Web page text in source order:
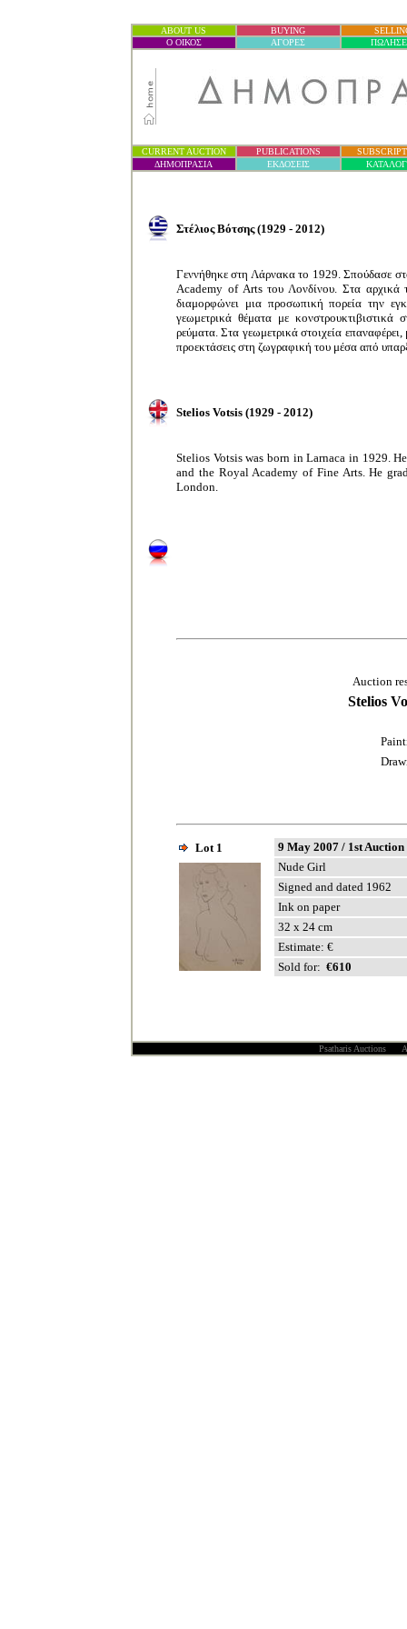
ABOUT US BUYING
Ο ΟΙΚΟΣ
ΑΓΟΡΕΣ
CURRENT AUCTION PUBLICATIONS
ΔΗΜΟΠΡΑΣΙΑ ΕΚΔΟΣΕΙΣ
Στέλιος Βότσης (1929 - 2012)
Γεννήθηκε στη Λάρνακα το 1929.Σπούδασε
Academy of Arts του Λονδίνου. Στα αρχικά
διαμορφώνει μια προσωπική πορεία την
γεωμετρικά θέματα με κονστρουκτιβιστικά
ρεύματα. Στα γεωμετρικά στοιχεία
προεκτάσεις στη ζωγραφική του μέσα από
Stelios Votsis (1929 - 2012)
Stelios Votsis was born in Larnaca in 1929.
and the Royal Academy of Fine Arts. He
London.
Auction
Stelios
Lot 1 9 May 2007 / 1st Auction
Nude Girl
Signed and dated 1962
Ink on paper
32 x 24 cm
Estimate: €
Sold for: €610
Psatharis Auctions